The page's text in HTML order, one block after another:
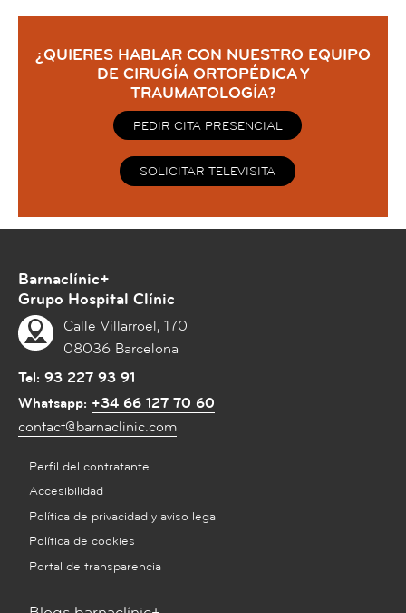
¿QUIERES HABLAR CON NUESTRO EQUIPO
DE CIRUGÍA ORTOPÉDICA Y
TRAUMATOLOGÍA?
PEDIR CITA PRESENCIAL
SOLICITAR TELEVISITA
Barnaclínic+
Grupo Hospital Clínic
Calle Villarroel, 170
08036 Barcelona
Tel: 93 227 93 91
Whatsapp: +34 66 127 70 60
contact@barnaclinic.com
Perfil del contratante
Accesibilidad
Política de privacidad y aviso legal
Política de cookies
Portal de transparencia